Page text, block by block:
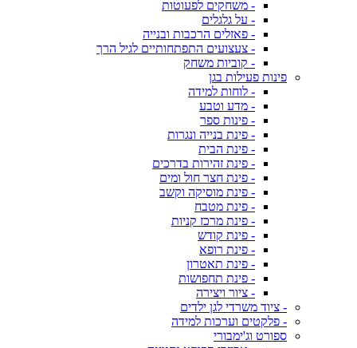
- משחקים לפעוטות
- על גלגלים
- פאזלים הרכבות ובנייה
- צעצועים התפתחותיים לגיל הרך
- קוביות משחק
פינות פעילות בגן
- לוחות למידה
- מדע וטבע
- פינות ספר
- פינת בנייה ונגרות
- פינת הבית
- פינת זהירות בדרכים
- פינת חצר חול ומים
- פינת מוסיקה וקשב
- פינת מטבח
- פינת מרכז קניות
- פינת קודש
- פינת רופא
- פינת תאטרון
- פינת תחפושות
- ציור ויצירה
- ציוד משרדי לגן ילדים
- פלקטים וערכות למידה
ספורט וג'ימבורי